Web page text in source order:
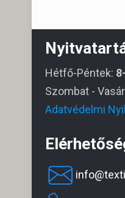
Hétfő-Péntek:
Szombat -
Adatvédelmi